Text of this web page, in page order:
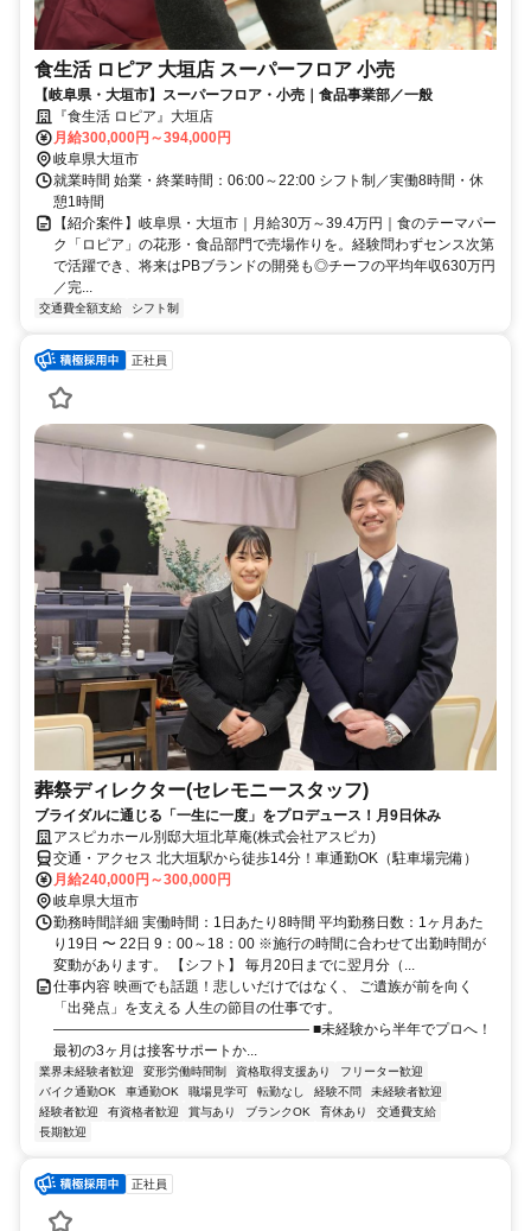
食生活 ロピア 大垣店 スーパーフロア 小売
【岐阜県・大垣市】スーパーフロア・小売｜食品事業部／一般
『食生活 ロピア』大垣店
月給300,000円～394,000円
岐阜県大垣市
就業時間 始業・終業時間：06:00～22:00 シフト制／実働8時間・休
憩1時間
【紹介案件】岐阜県・大垣市｜月給30万～39.4万円｜食のテーマパー
ク「ロピア」の花形・食品部門で売場作りを。経験問わずセンス次第
で活躍でき、将来はPBブランドの開発も◎チーフの平均年収630万円
／完...
交通費全額支給 シフト制
正社員
葬祭ディレクター(セレモニースタッフ)
ブライダルに通じる「一生に一度」をプロデュース！月9日休み
アスピカホール別邸大垣北草庵(株式会社アスピカ)
交通・アクセス 北大垣駅から徒歩14分！車通勤OK（駐車場完備）
月給240,000円～300,000円
岐阜県大垣市
勤務時間詳細 実働時間：1日あたり8時間 平均勤務日数：1ヶ月あた
り19日 〜 22日 9：00～18：00 ※施行の時間に合わせて出勤時間が
変動があります。 【シフト】 毎月20日までに翌月分（...
仕事内容 映画でも話題！悲しいだけではなく、 ご遺族が前を向く
「出発点」を支える 人生の節目の仕事です。
―――――――――――――――――― ■未経験から半年でプロへ！
最初の3ヶ月は接客サポートか...
業界未経験者歓迎 変形労働時間制 資格取得支援あり
フリーター歓迎
バイク通勤OK
車通勤OK 職場見学可 転勤なし 経験不問
未経験者歓迎
経験者歓迎
有資格者歓迎 賞与あり ブランクOK 育休あり
交通費支給
長期歓迎
正社員